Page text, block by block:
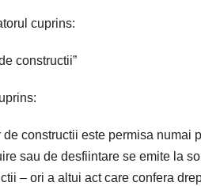
cuprins:
constructii”
de constructii este permisa
sau de desfiintare se emite la
– ori a altui act care confera